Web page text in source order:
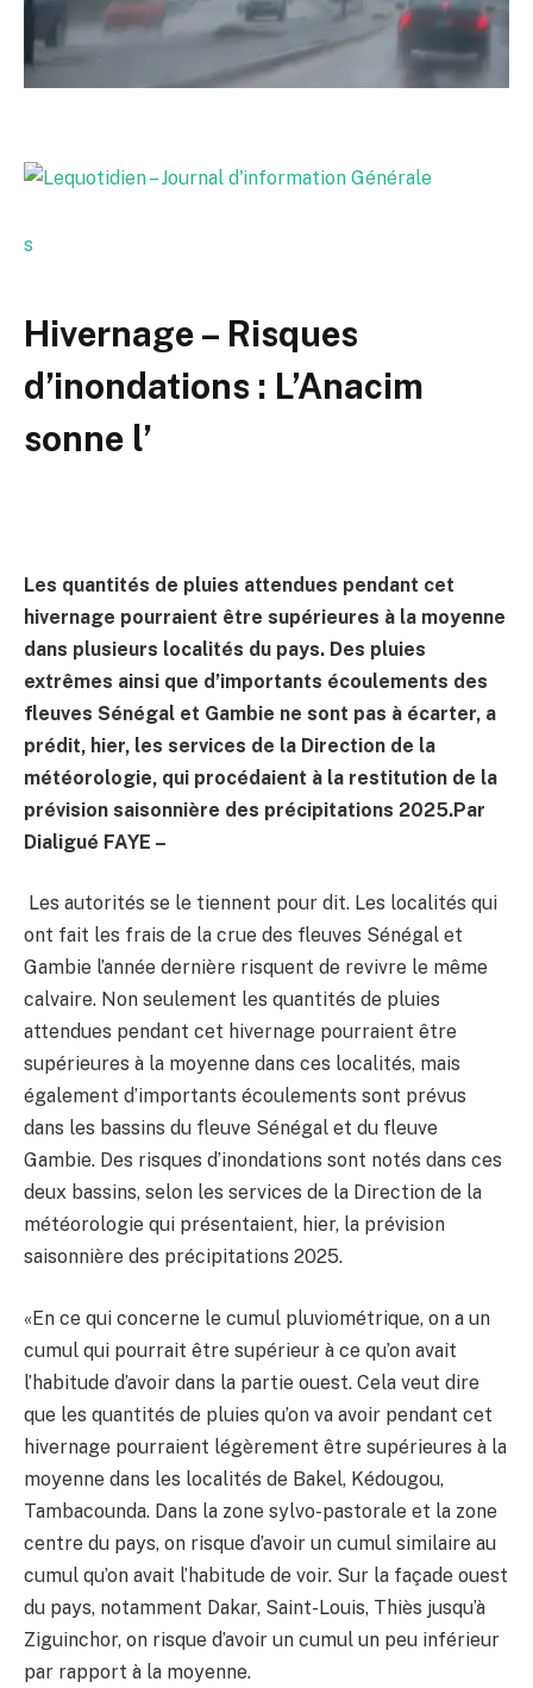
s
Hivernage – Risques
d’inondations : L’Anacim
sonne l’
Les quantités de pluies attendues pendant cet
hivernage pourraient être supérieures à la moyenne
dans plusieurs localités du pays. Des pluies
extrêmes ainsi que d’importants écoulements des
fleuves Sénégal et Gambie ne sont pas à écarter, a
prédit, hier, les services de la Direction de la
météorologie, qui procédaient à la restitution de la
prévision saisonnière des précipitations 2025.Par
Dialigué FAYE –
Les autorités se le tiennent pour dit. Les localités qui
ont fait les frais de la crue des fleuves Sénégal et
Gambie l’année dernière risquent de revivre le même
calvaire. Non seulement les quantités de pluies
attendues pendant cet hivernage pourraient être
supérieures à la moyenne dans ces localités, mais
également d’importants écoulements sont prévus
dans les bassins du fleuve Sénégal et du fleuve
Gambie. Des risques d’inondations sont notés dans ces
deux bassins, selon les services de la Direction de la
météorologie qui présentaient, hier, la prévision
saisonnière des précipitations 2025.
«En ce qui concerne le cumul pluviométrique, on a un
cumul qui pourrait être supérieur à ce qu’on avait
l’habitude d’avoir dans la partie ouest. Cela veut dire
que les quantités de pluies qu’on va avoir pendant cet
hivernage pourraient légèrement être supérieures à la
moyenne dans les localités de Bakel, Kédougou,
Tamba­counda. Dans la zone sylvo-pastorale et la zone
centre du pays, on risque d’avoir un cumul similaire au
cumul qu’on avait l’habitude de voir. Sur la façade ouest
du pays, notamment Dakar, Saint-Louis, Thiès jusqu’à
Ziguin­chor, on risque d’avoir un cumul un peu inférieur
par rapport à la moyenne.